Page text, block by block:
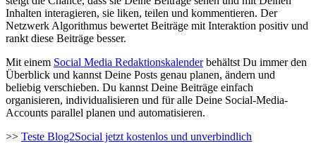
Inhalten interagieren, sie liken, teilen und kommentieren. Der
Netzwerk Algorithmus bewertet Beiträge mit Interaktion positiv und
rankt diese Beiträge besser.
Mit einem Social Media Redaktionskalenderbehältst Du immer den
Überblick und kannst Deine Posts genau planen, ändern und
beliebig verschieben. Du kannst Deine Beiträge einfach
organisieren, individualisieren und für alle Deine Social-Media-
Accounts parallel planen und automatisieren.
>> Teste Blog2Social jetzt kostenlos und unverbindlich